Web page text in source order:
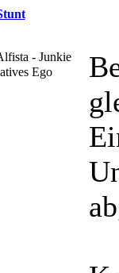
- Junkie